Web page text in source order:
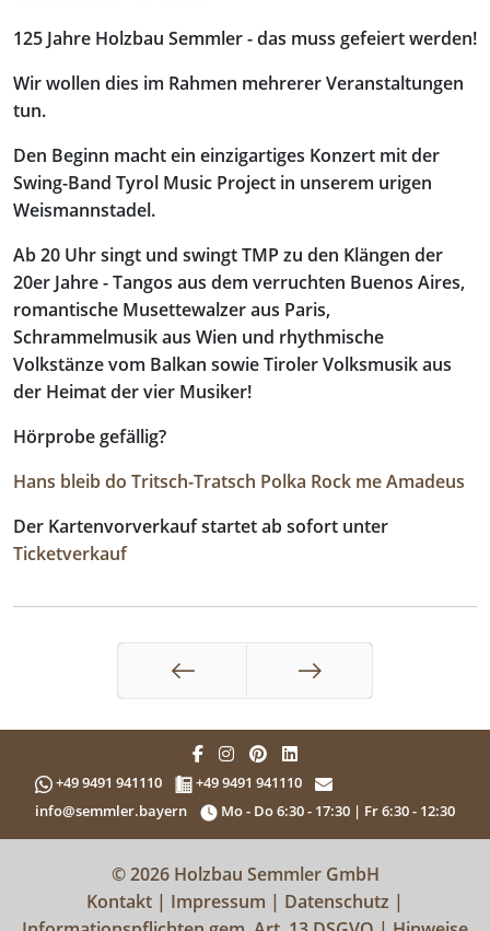
125 Jahre Holzbau Semmler - das muss gefeiert werden!
Wir wollen dies im Rahmen mehrerer Veranstaltungen
tun.
Den Beginn macht ein einzigartiges Konzert mit der
Swing-Band Tyrol Music Project in unserem urigen
Weismannstadel.
Ab 20 Uhr singt und swingt TMP zu den Klängen der
20er Jahre - Tangos aus dem verruchten Buenos Aires,
romantische Musettewalzer aus Paris,
Schrammelmusik aus Wien und rhythmische
Volkstänze vom Balkan sowie Tiroler Volksmusik aus
der Heimat der vier Musiker!
Hörprobe gefällig?
Hans bleib do Tritsch-Tratsch Polka Rock me Amadeus
Der Kartenvorverkauf startet ab sofort unter
Ticketverkauf
Zurück Weiter
+49 9491 941110
+49 9491 941110
info@semmler.bayern
Mo - Do 6:30 - 17:30 | Fr 6:30 - 12:30
© 2026 Holzbau Semmler GmbH
Kontakt | Impressum | Datenschutz |